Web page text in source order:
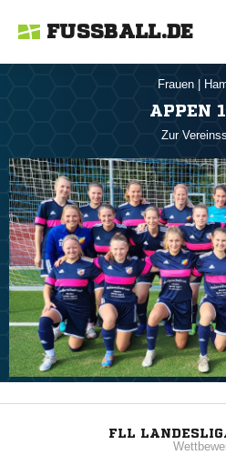
FUSSBALL.DE
Frauen
APPEN
Zur
FLL